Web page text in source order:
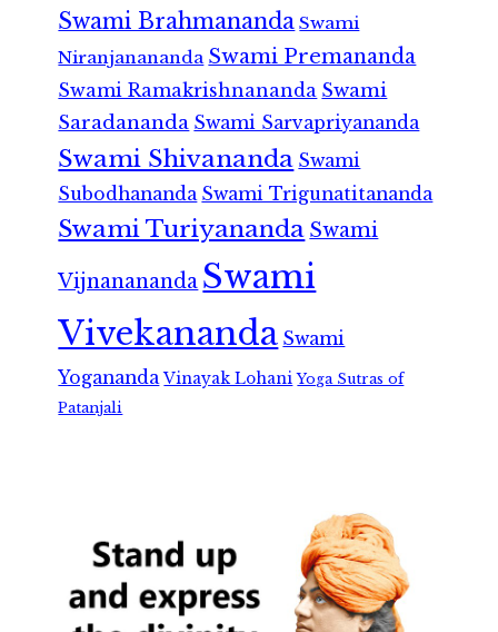
Swami Brahmananda Swami
Niranjanananda Swami Premananda
Swami Ramakrishnananda Swami
Saradananda Swami Sarvapriyananda
Swami Shivananda Swami
Subodhananda Swami Trigunatitananda
Swami Turiyananda Swami
Vijnanananda Swami
Vivekananda Swami
Yogananda Vinayak Lohani Yoga Sutras of
Patanjali